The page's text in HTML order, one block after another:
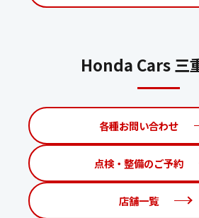
Honda Cars 三
各種お問い合わせ
点検・整備のご予約
店舗一覧